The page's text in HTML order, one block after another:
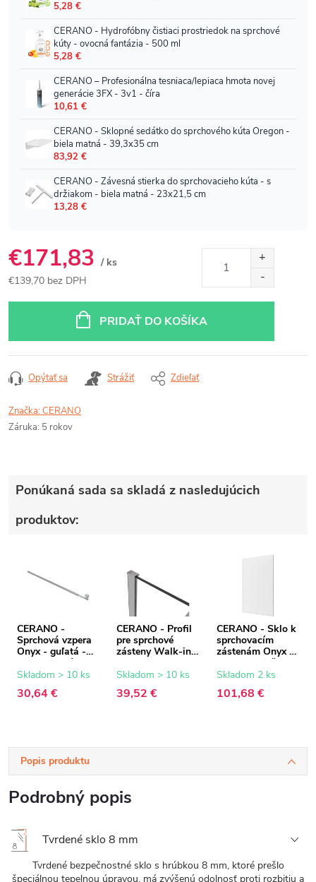
€171,83 / ks
€139,70 bez DPH
PRIDAŤ DO KOŠÍKA
Opýtať sa Strážiť Zdieľať
Značka:CERANO
Záruka: 5 rokov
Ponúkaná sada sa skladá z nasledujúcich
produktov:
CERANO -
Sprchová vzpera
Onyx - guľatá -
teleskopická -
chróm - 77-140
Skladom > 10 ks
30,64 €
CERANO - Profil
pre sprchové
zásteny Walk-in
chróm - 15 mm
Skladom > 10 ks
39,52 €
CERANO - Sklo k
sprchovacím
zástenám Onyx -
8 mm - mliečne
sklo - 50x200 cm
Skladom 2 ks
101,68 €
Popis produktu
Podrobný popis
Tvrdené sklo 8 mm
Tvrdené bezpečnostné sklo s hrúbkou 8 mm, ktoré prešlo
špeciálnou tepelnou úpravou, má zvýšenú odolnosť proti rozbitiu a